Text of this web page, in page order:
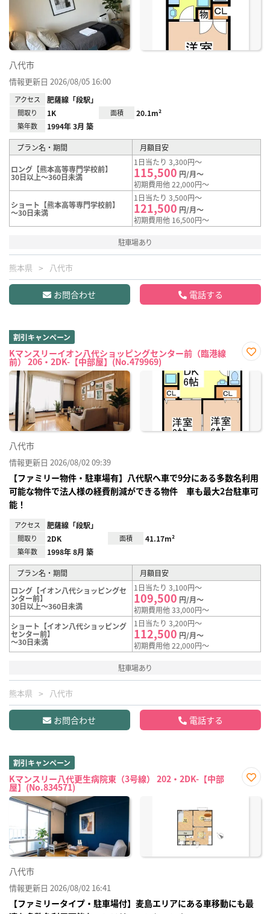
八代市
情報更新日 2026/08/05 16:00
アクセス 肥薩線「段駅」
間取り 1K 面積 20.1m²
築年数 1994年 3月 築
プラン名・期間 月額目安
ロング【熊本高等専門学校前】
30日以上～360日未満
1日当たり 3,300円～
115,500 円/月～
初期費用他 22,000円～
ショート【熊本高等専門学校前】
～30日未満
1日当たり 3,500円～
121,500 円/月～
初期費用他 16,500円～
駐車場あり
熊本県 八代市
お問合わせ 電話する
割引キャンペーン
Kマンスリーイオン八代ショッピングセンター前（臨港線
前） 206・2DK-【中部屋】(No.479969)
に入
八代市
情報更新日 2026/08/02 09:39
【ファミリー物件・駐車場有】八代駅へ車で9分にある多数名利用
可能な物件で法人様の経費削減ができる物件 車も最大2台駐車可
能！
アクセス 肥薩線「段駅」
間取り 2DK 面積 41.17m²
築年数 1998年 8月 築
プラン名・期間
月額目安
ロング【イオン八代ショッピングセ
ンター前】
30日以上～360日未満
1日当たり 3,100円～
109,500 円/月～
初期費用他 33,000円～
ショート【イオン八代ショッピング
センター前】
～30日未満
1日当たり 3,200円～
112,500 円/月～
初期費用他 22,000円～
駐車場あり
熊本県 八代市
お問合わせ 電話する
割引キャンペーン
Kマンスリー八代更生病院東（3号線） 202・2DK-【中部
屋】(No.834571)
に入
八代市
情報更新日 2026/08/02 16:41
【ファミリータイプ・駐車場付】麦島エリアにある車移動にも最